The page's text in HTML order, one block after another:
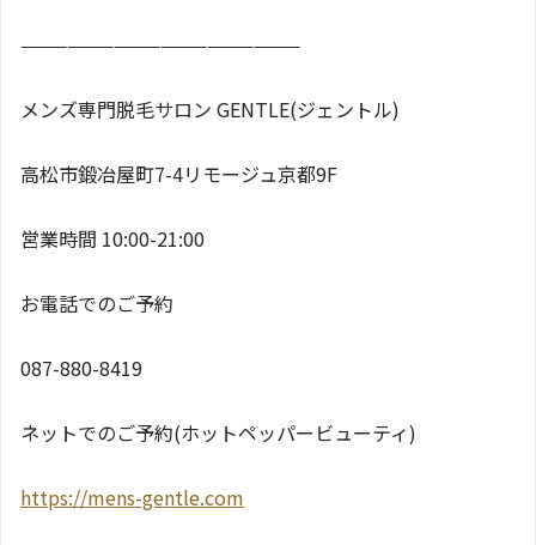
——————————————————
メンズ専門脱毛サロン GENTLE(ジェントル)
高松市鍛冶屋町7-4リモージュ京都9F
営業時間 10:00-21:00
お電話でのご予約
087-880-8419
ネットでのご予約(ホットペッパービューティ)
https://mens-gentle.com